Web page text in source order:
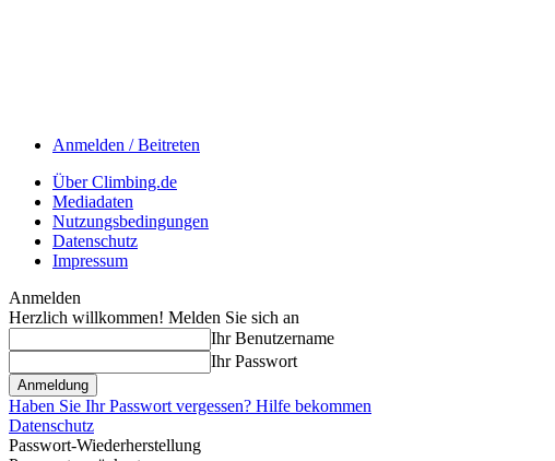
Anmelden / Beitreten
Über Climbing.de
Mediadaten
Nutzungsbedingungen
Datenschutz
Impressum
Anmelden
Herzlich willkommen! Melden Sie sich an
Ihr Benutzername
Ihr Passwort
Haben Sie Ihr Passwort vergessen? Hilfe bekommen
Datenschutz
Passwort-Wiederherstellung